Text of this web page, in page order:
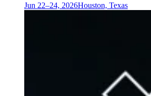
Jun 22–24, 2026Houston, Texas